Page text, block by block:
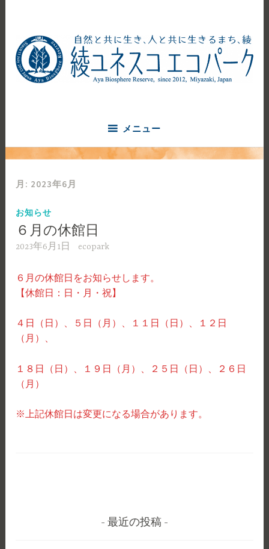
メニュー
月: 2023年6月
お知らせ
６月の休館日
2023年6月1日 ecopark
６月の休館日をお知らせします。
【休館日：日・月・祝】
４日（日）、５日（月）、１１日（日）、１２日
（月）、
１８日（日）、１９日（月）、２５日（日）、２６日
（月）
※上記休館日は変更になる場合があります。
最近の投稿